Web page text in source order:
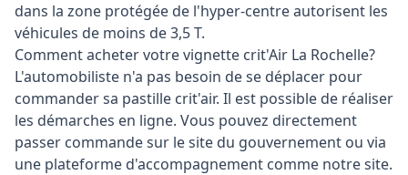
dans la zone protégée de l'hyper-centre autorisent les
véhicules de moins de 3,5 T.
Comment acheter votre vignette crit'Air La Rochelle?
L'automobiliste n'a pas besoin de se déplacer pour
commander sa pastille crit'air. Il est possible de réaliser
les démarches en ligne. Vous pouvez directement
passer commande sur le site du gouvernement ou via
une plateforme d'accompagnement comme notre site.